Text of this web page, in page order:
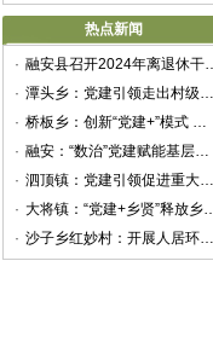
热点新闻
·
融安县召开2024
·
潭头乡：党建引领走出村级集体经济新“稻”路
·
桥板乡：创新“党建+”模式 赋能乡村振兴
·
融安：“数治”党建赋能基层治理
·
泗顶镇：党建引领促进重大项目建设提质增效
·
大将镇：“党建+乡贤
·
沙子乡红妙村：开展人居环境整治提升专项行动